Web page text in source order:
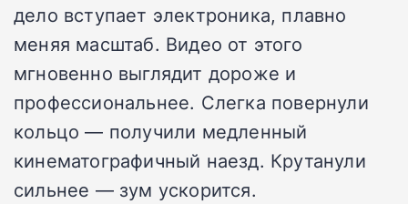
дело вступает электроника, плавно
меняя масштаб. Видео от этого
мгновенно выглядит дороже и
профессиональнее. Слегка повернули
кольцо — получили медленный
кинематографичный наезд. Крутанули
сильнее — зум ускорится.